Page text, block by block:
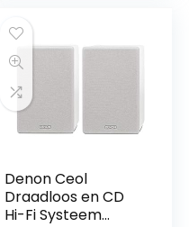
Denon Ceol
Draadloos en CD
Hi-Fi Systeem